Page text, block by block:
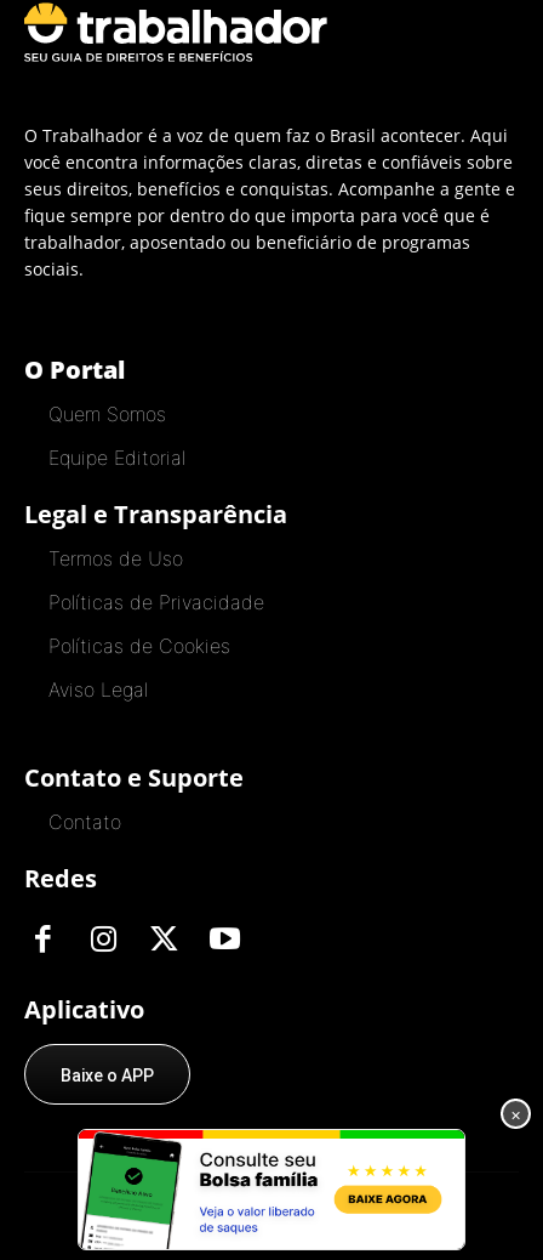
O Trabalhador é a voz de quem faz o Brasil acontecer. Aqui
você encontra informações claras, diretas e confiáveis sobre
seus direitos, benefícios e conquistas. Acompanhe a gente e
fique sempre por dentro do que importa para você que é
trabalhador, aposentado ou beneficiário de programas
sociais.
O Portal
Quem Somos
Equipe Editorial
Legal e Transparência
Termos de Uso
Políticas de Privacidade
Políticas de Cookies
Aviso Legal
Contato e Suporte
Contato
Redes
Aplicativo
Baixe o APP
© O Trabalhador
×